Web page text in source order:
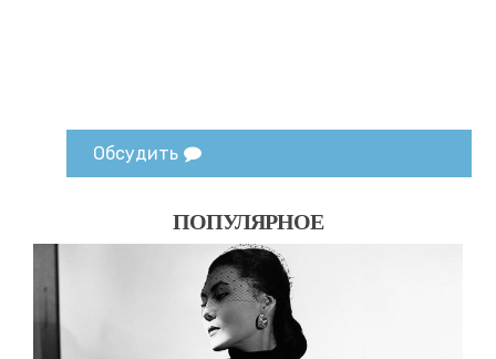
Обсудить
ПОПУЛЯРНОЕ